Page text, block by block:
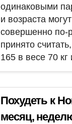
одинаковыми
и возраста
совершенно по-
принято
165 в весе 70
Похудеть к
месяц,